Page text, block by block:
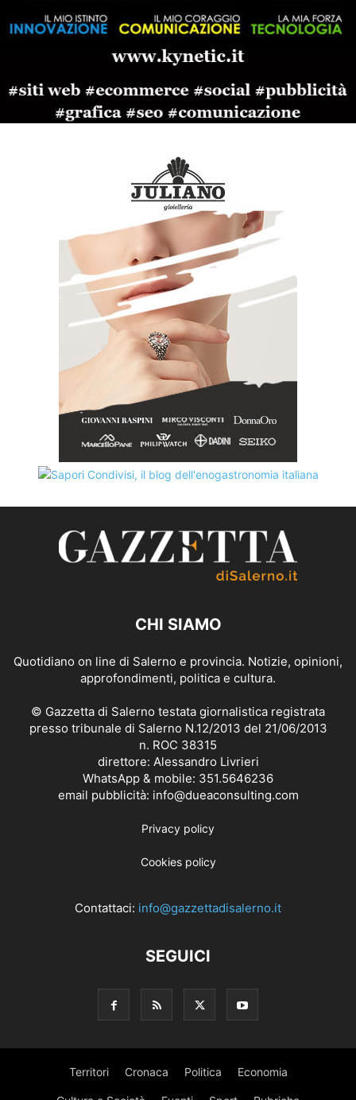
CHI SIAMO
Quotidiano on line di Salerno e provincia. Notizie, opinioni,
approfondimenti, politica e cultura.
© Gazzetta di Salerno testata giornalistica registrata
presso tribunale di Salerno N.12/2013 del 21/06/2013
n. ROC 38315
direttore: Alessandro Livrieri
WhatsApp & mobile: 351.5646236
email pubblicità: info@dueaconsulting.com
Privacy policy
Cookies policy
Contattaci: info@gazzettadisalerno.it
SEGUICI
Territori Cronaca Politica Economia